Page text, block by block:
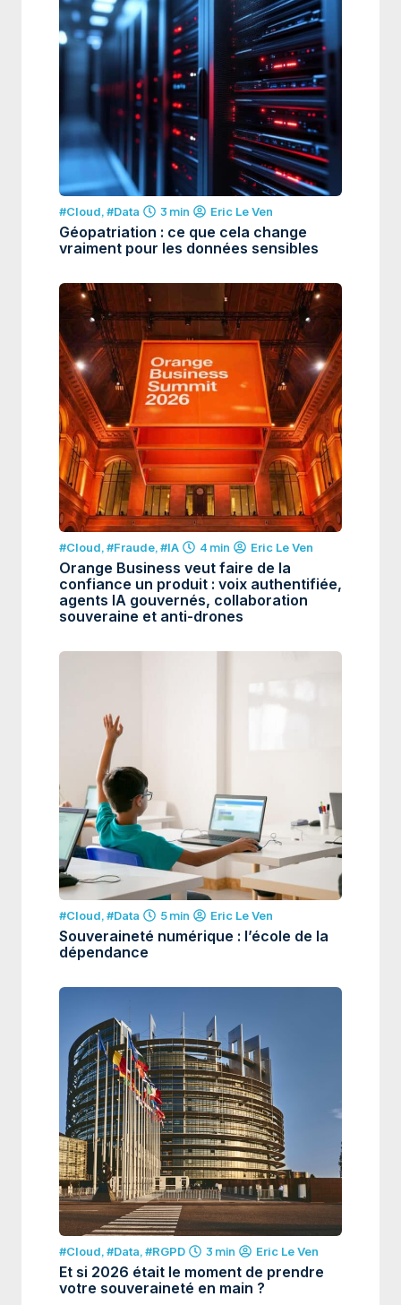
#Cloud,#Data 3 min Eric Le Ven
Géopatriation : ce que cela change
vraiment pour les données sensibles
#Cloud,#Fraude,#IA 4 min Eric Le Ven
Orange Business veut faire de la
confiance un produit : voix authentifiée,
agents IA gouvernés, collaboration
souveraine et anti-drones
#Cloud,#Data 5 min Eric Le Ven
Souveraineté numérique : l’école de la
dépendance
#Cloud,#Data,#RGPD 3 min Eric Le Ven
Et si 2026 était le moment de prendre
votre souveraineté en main ?